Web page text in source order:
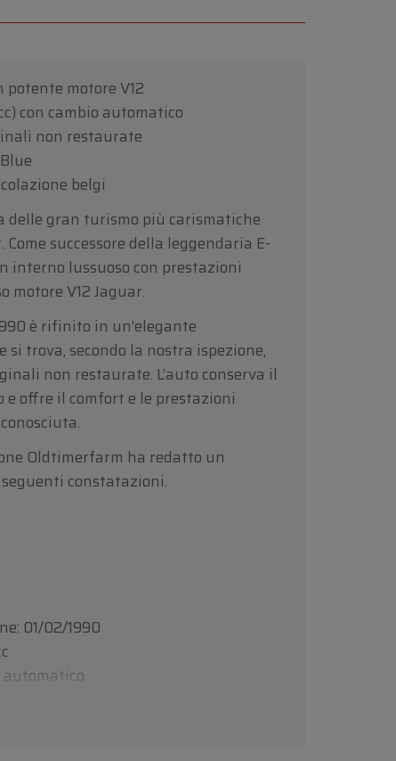
potente motore V12
con cambio automatico
non restaurate
belgi
delle gran turismo più carismatiche
successore della leggendaria E-
interno lussuoso con prestazioni
motore V12 Jaguar.
è rifinito in un’elegante
si trova, secondo la nostra ispezione,
non restaurate. L’auto conserva il
offre il comfort e le prestazioni
Oldtimerfarm ha redatto un
constatazioni.
01/02/1990
automatico
km (chilometraggio rilevato)